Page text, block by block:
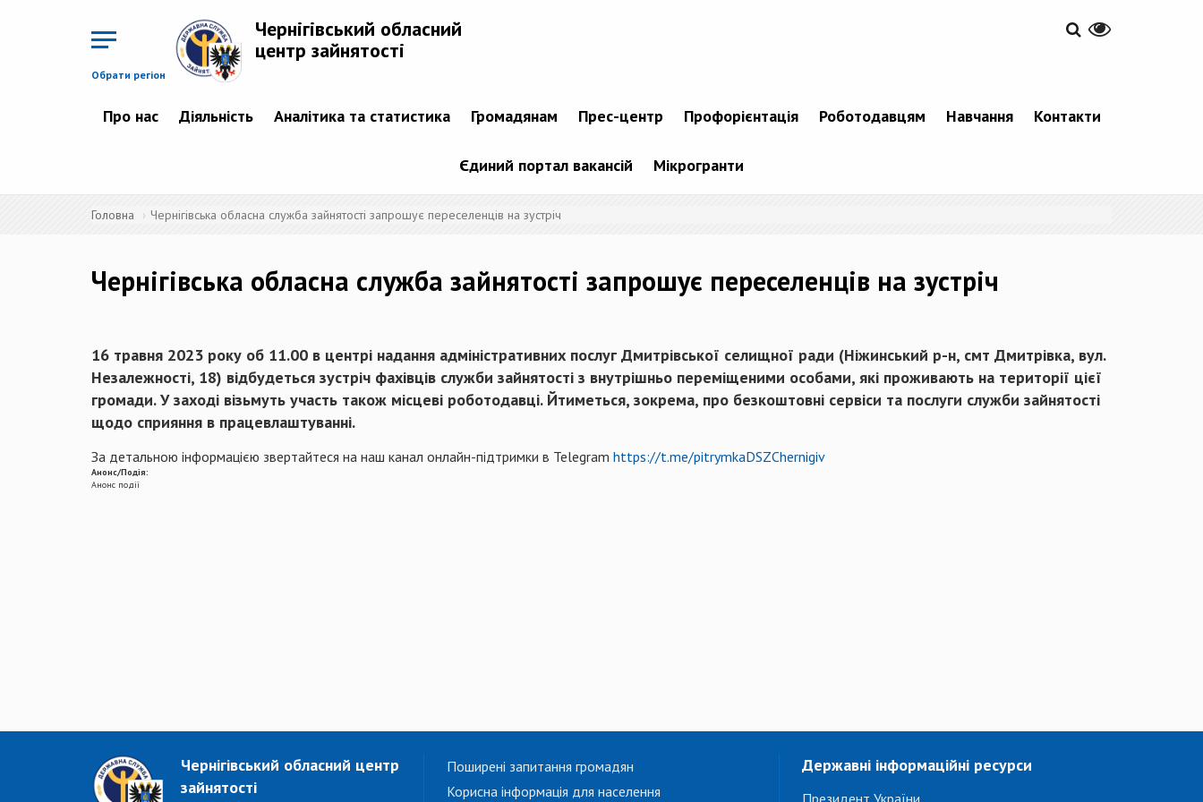
Обрати регіон
Чернігівський обласний
центр зайнятості
Про нас Діяльність Аналітика та статистика Громадянам Прес-центр Профорієнтація Роботодавцям Навчання Контакти
Єдиний портал вакансій Мікрогранти
Головна Чернігівська обласна служба зайнятості запрошує переселенців на зустріч
Чернігівська обласна служба зайнятості запрошує переселенців на зустріч
16 травня 2023 року об 11.00 в центрі надання адміністративних послуг Дмитрівської селищної ради (Ніжинський р-н, смт Дмитрівка, вул.
Незалежності, 18) відбудеться зустріч фахівців служби зайнятості з внутрішньо переміщеними особами, які проживають на території цієї
громади. У заході візьмуть участь також місцеві роботодавці. Йтиметься, зокрема, про безкоштовні сервіси та послуги служби зайнятості
щодо сприяння в працевлаштуванні.
За детальною інформацією звертайтеся на наш канал онлайн-підтримки в Telegram https://t.me/pitrymkaDSZChernigiv
Анонс/Подія:
Анонс події
Чернігівський обласний центр
зайнятості
Поширені запитання громадян
Корисна інформація для населення
Державні інформаційні ресурси